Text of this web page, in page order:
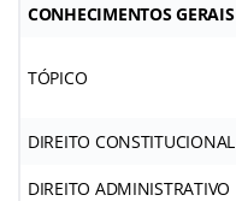
CONHECIMENTOS GERAIS
TÓPICO
DIREITO CONSTITUCIONAL
DIREITO ADMINISTRATIVO